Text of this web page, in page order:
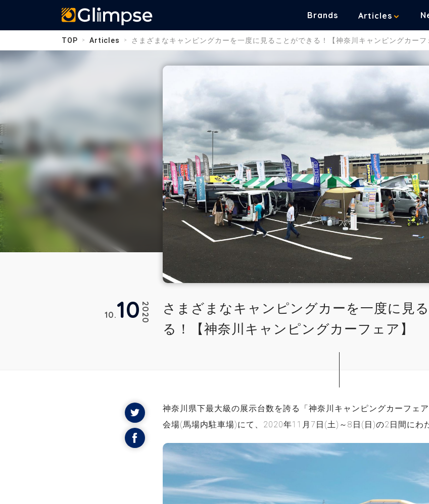
Brands Articles
TOP Articles さまざまなキャンピングカーを一度に見ることができる！【神奈川キャンピングカーフ
さまざまなキャンピングカーを一度に見
る！【神奈川キャンピングカーフェア】
2020
10 10
神奈川県下最大級の展示台数を誇る「神奈川キャンピングカーフェ
会場(馬場内駐車場)にて、2020年11月7日(土)～8日(日)の2日間にわ